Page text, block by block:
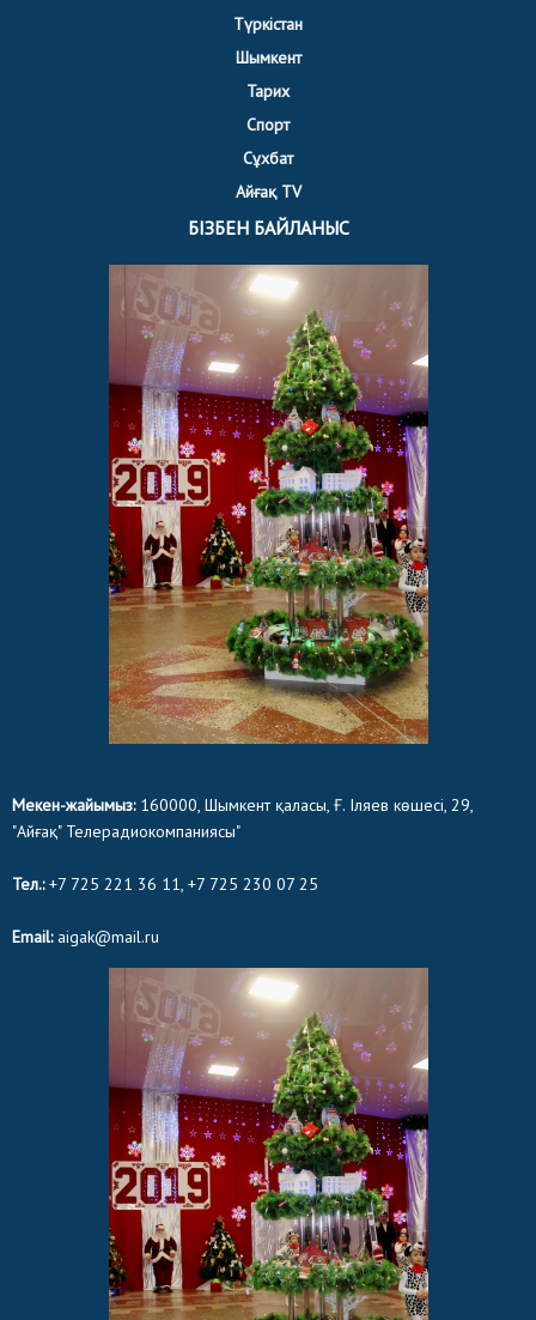
Түркістан
Шымкент
Тарих
Спорт
Сұхбат
Айғақ TV
БІЗБЕН БАЙЛАНЫС
Мекен-жайымыз:160000, Шымкент қаласы, Ғ. Іляев көшесі, 29,
"Айғақ" Телерадиокомпаниясы"
Тел.:+7 725 221 36 11, +7 725 230 07 25
Email:aigak@mail.ru